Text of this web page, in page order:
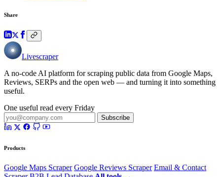
Share
Livescraper
A no-code AI platform for scraping public data from Google Maps,
Reviews, SERPs and the open web — and turning it into something
useful.
One useful read every Friday
Subscribe
Products
Google Maps Scraper Google Reviews Scraper Email & Contact